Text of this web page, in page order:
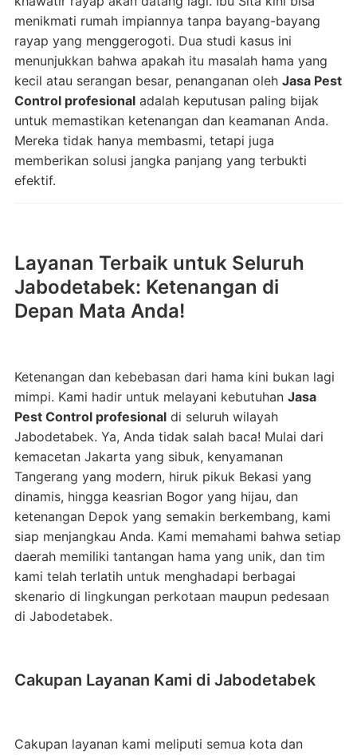
menikmati rumah impiannya tanpa bayang-bayang
rayap yang menggerogoti. Dua studi kasus ini
menunjukkan bahwa apakah itu masalah hama yang
kecil atau serangan besar, penanganan oleh Jasa Pest
Control profesionaladalah keputusan paling bijak
untuk memastikan ketenangan dan keamanan Anda.
Mereka tidak hanya membasmi, tetapi juga
memberikan solusi jangka panjang yang terbukti
efektif.
Layanan Terbaik untuk Seluruh
Jabodetabek: Ketenangan di
Depan Mata Anda!
Ketenangan dan kebebasan dari hama kini bukan lagi
mimpi. Kami hadir untuk melayani kebutuhan Jasa
Pest Control profesionaldi seluruh wilayah
Jabodetabek. Ya, Anda tidak salah baca! Mulai dari
kemacetan Jakarta yang sibuk, kenyamanan
Tangerang yang modern, hiruk pikuk Bekasi yang
dinamis, hingga keasrian Bogor yang hijau, dan
ketenangan Depok yang semakin berkembang, kami
siap menjangkau Anda. Kami memahami bahwa setiap
daerah memiliki tantangan hama yang unik, dan tim
kami telah terlatih untuk menghadapi berbagai
skenario di lingkungan perkotaan maupun pedesaan
di Jabodetabek.
Cakupan Layanan Kami di Jabodetabek
Cakupan layanan kami meliputi semua kota dan